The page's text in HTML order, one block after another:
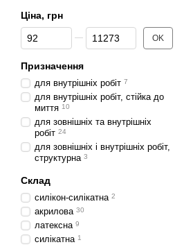
Ціна, грн
Від Ціна, грн
До Ціна, грн OK
Призначення
для внутрішніх робіт 7
для внутрішніх робіт, стійка до
миття 10
для зовнішніх та внутрішніх
робіт 24
для зовнішніх і внутрішніх робіт,
структурна 3
Склад
силікон-силікатна 2
акрилова 30
латексна 9
силікатна 1